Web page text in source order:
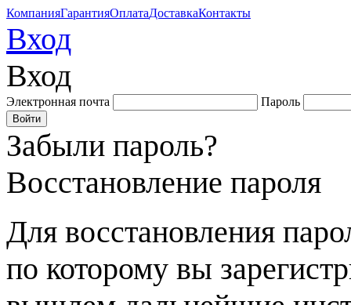
КомпанияГарантияОплатаДоставкаКонтакты
Вход
Вход
Электронная почта Пароль
Забыли пароль?
Восстановление пароля
Для восстановления
по которому вы